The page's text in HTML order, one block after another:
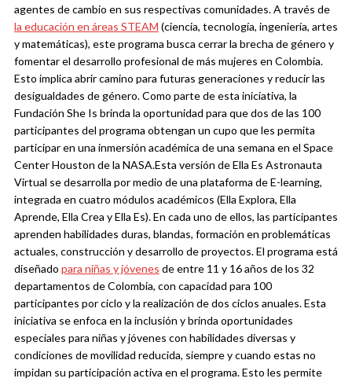
agentes de cambio en sus respectivas comunidades. A través de
la educación en áreas STEAM (ciencia, tecnología, ingeniería, artes
y matemáticas), este programa busca cerrar la brecha de género y
fomentar el desarrollo profesional de más mujeres en Colombia.
Esto implica abrir camino para futuras generaciones y reducir las
desigualdades de género.Como parte de esta iniciativa, la
Fundación She Is brinda la oportunidad para que dos de las 100
participantes del programa obtengan un cupo que les permita
participar en una inmersión académica de una semana en el Space
Center Houston de la NASA.Esta versión de Ella Es Astronauta
Virtual se desarrolla por medio de una plataforma de E-learning,
integrada en cuatro módulos académicos (Ella Explora, Ella
Aprende, Ella Crea y Ella Es). En cada uno de ellos, las participantes
aprenden habilidades duras, blandas, formación en problemáticas
actuales, construcción y desarrollo de proyectos.El programa está
diseñado para niñas y jóvenes de entre 11 y 16 años de los 32
departamentos de Colombia, con capacidad para 100
participantes por ciclo y la realización de dos ciclos anuales. Esta
iniciativa se enfoca en la inclusión y brinda oportunidades
especiales para niñas y jóvenes con habilidades diversas y
condiciones de movilidad reducida, siempre y cuando estas no
impidan su participación activa en el programa. Esto les permite